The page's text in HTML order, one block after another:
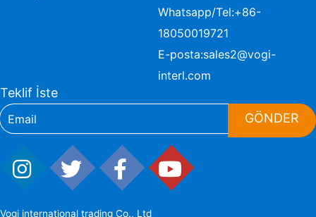
Whatsapp/Tel:+86-
18050019721
E-posta:sales2@vogi-
interl.com
Teklif İste
GÖNDER
Vogi international trading Co., Ltd